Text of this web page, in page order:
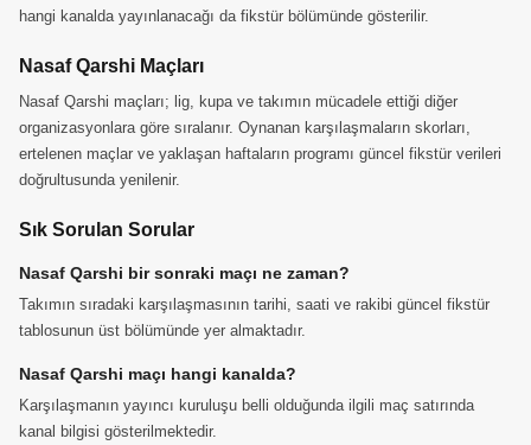
hangi kanalda yayınlanacağı da fikstür bölümünde gösterilir.
Nasaf Qarshi Maçları
Nasaf Qarshi maçları; lig, kupa ve takımın mücadele ettiği diğer
organizasyonlara göre sıralanır. Oynanan karşılaşmaların skorları,
ertelenen maçlar ve yaklaşan haftaların programı güncel fikstür verileri
doğrultusunda yenilenir.
Sık Sorulan Sorular
Nasaf Qarshi bir sonraki maçı ne zaman?
Takımın sıradaki karşılaşmasının tarihi, saati ve rakibi güncel fikstür
tablosunun üst bölümünde yer almaktadır.
Nasaf Qarshi maçı hangi kanalda?
Karşılaşmanın yayıncı kuruluşu belli olduğunda ilgili maç satırında
kanal bilgisi gösterilmektedir.